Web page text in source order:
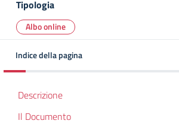
Tipologia
Albo online
Indice della pagina
Descrizione
Il Documento